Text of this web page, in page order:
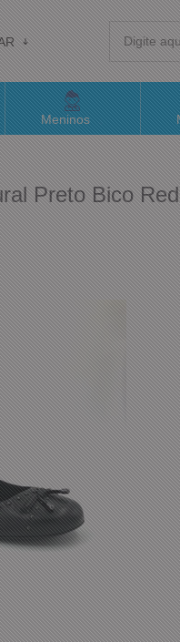
Meninos
Preto Bico